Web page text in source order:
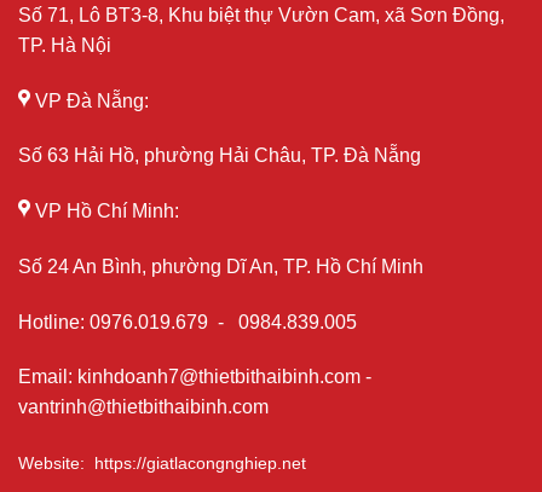
Số 71, Lô BT3-8, Khu biệt thự Vườn Cam, xã Sơn Đồng,
TP. Hà Nội
VP Đà Nẵng:
Số 63 Hải Hồ, phường Hải Châu, TP. Đà Nẵng
VP Hồ Chí Minh:
Số 24 An Bình, phường Dĩ An, TP. Hồ Chí Minh
Hotline: 0976.019.679 - 0984.839.005
Email : kinhdoanh7@thietbithaibinh.com -
vantrinh@thietbithaibinh.com
Website: https://giatlacongnghiep.net